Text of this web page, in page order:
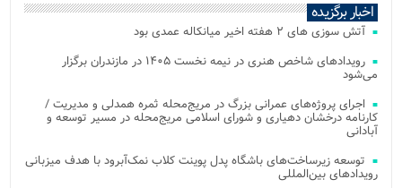
اخبار برگزیده
آتش‌ سوزی‌ های ۲ هفته اخیر میانکاله عمدی بود
رویدادهای شاخص هنری در نیمه نخست ۱۴۰۵ در مازندران برگزار
می‌شود
اجرای پروژه‌های عمرانی بزرگ در مریج‌محله ثمره همدلی و مدیریت /
کارنامه درخشان دهیاری و شورای اسلامی مریج‌محله در مسیر توسعه و
آبادانی
توسعه زیرساخت‌های باشگاه پدل پوینت کلاب نمک‌آبرود با هدف میزبانی
رویدادهای بین‌المللی